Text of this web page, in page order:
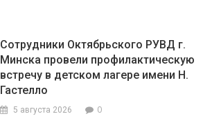
Сотрудники Октябрьского РУВД г.
Минска провели профилактическую
встречу в детском лагере имени Н.
Гастелло
5 августа 2026 0